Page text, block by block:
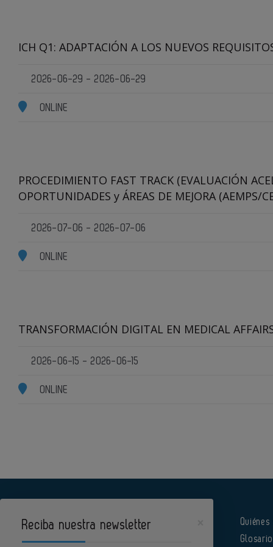
ICH Q1: ADAPTACIÓN A LOS NUEVOS
2026-06-29 - 2026-06-29
ONLINE
PROCEDIMIENTO FAST TRACK (EVALUACIÓN
OPORTUNIDADES y ÁREAS DE MEJORA (AEMPS/
2026-07-06 - 2026-07-06
ONLINE
TRANSFORMACIÓN DIGITAL EN MEDICAL
2026-06-15 - 2026-06-15
ONLINE
Glosario
Reciba nuestra newsletter